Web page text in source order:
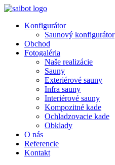
Preskočiť
obsah
Konfigurátor
Saunový konfigurátor
Obchod
Fotogaléria
Naše realizácie
Sauny
Exteriérové sauny
Infra sauny
Interiérové sauny
Kompozitné kade
Ochladzovacie kade
Obklady
O nás
Referencie
Kontakt